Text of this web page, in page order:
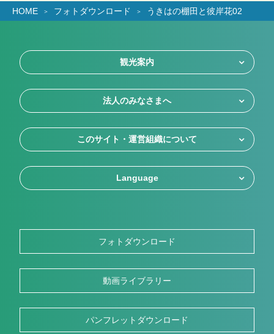
HOME フォトダウンロード うきはの棚田と彼岸花02
観光案内
法人のみなさまへ
このサイト・運営組織について
Language
フォトダウンロード
動画ライブラリー
パンフレットダウンロード